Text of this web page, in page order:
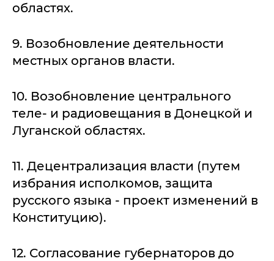
областях.
9. Возобновление деятельности
местных органов власти.
10. Возобновление центрального
теле- и радиовещания в Донецкой и
Луганской областях.
11. Децентрализация власти (путем
избрания исполкомов, защита
русского языка - проект изменений в
Конституцию).
12. Согласование губернаторов до